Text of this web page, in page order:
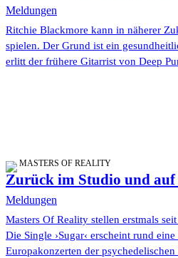
Meldungen
Ritchie Blackmore kann in näherer
spielen. Der Grund ist ein
erlitt der frühere Gitarrist von Deep
MASTERS OF REALITY
Zurück im Studio und auf
Meldungen
Masters Of Reality stellen erstmals
Die Single ›Sugar‹ erscheint rund
Europakonzerten der